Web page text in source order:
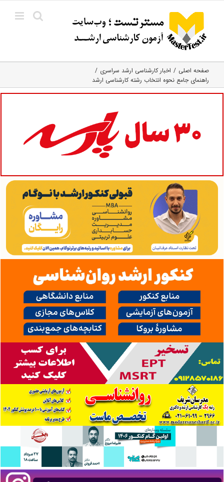
content
صفحه اصلی
اخبار کارشناسی ارشد سراسری
راهنمای جامع نحوه انتخاب رشته کارشناسی ارشد